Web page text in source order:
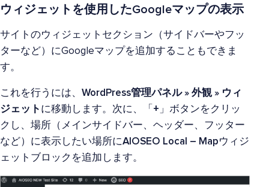
ウィジェットを使用したGoogleマップの表示
サイトのウィジェットセクション（サイドバーやフッ
ターなど）にGoogleマップを追加することもできま
す。
これを行うには、 WordPress管理パネル » 外観 » ウィ
ジェット に移動します。次に、「 + 」ボタンをクリッ
クし、場所（メインサイドバー、ヘッダー、フッター
など）に表示したい場所にAIOSEO Local – Mapウィジ
ェットブロックを追加します。